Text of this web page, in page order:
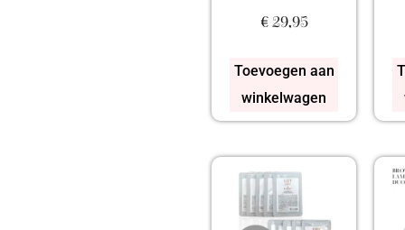
€29,95
Toevoegen aan
winkelwagen